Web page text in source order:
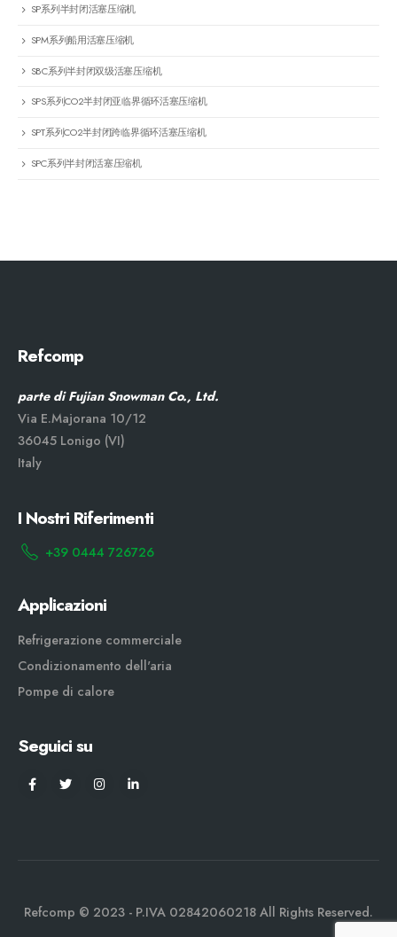
SP系列半封闭活塞压缩机
SPM系列船用活塞压缩机
SBC系列半封闭双级活塞压缩机
SPS系列CO2半封闭亚临界循环活塞压缩机
SPT系列CO2半封闭跨临界循环活塞压缩机
SPC系列半封闭活塞压缩机
Refcomp
parte di Fujian Snowman Co., Ltd.
Via E.Majorana 10/12
36045 Lonigo (VI)
Italy
I Nostri Riferimenti
+39 0444 726726
Applicazioni
Refrigerazione commerciale
Condizionamento dell'aria
Pompe di calore
Seguici su
Refcomp © 2023 - P.IVA 02842060218 All Rights Reserved.